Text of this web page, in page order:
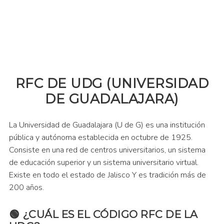
RFC DE UDG (UNIVERSIDAD
DE GUADALAJARA)
La Universidad de Guadalajara (U de G) es una institución
pública y autónoma establecida en octubre de 1925.
Consiste en una red de centros universitarios, un sistema
de educación superior y un sistema universitario virtual.
Existe en todo el estado de Jalisco Y es tradición más de
200 años.
¿CUÁL ES EL CÓDIGO RFC DE LA